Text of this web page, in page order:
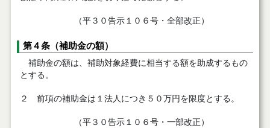
（平３０告示１０６号・全部改正）
第４条（補助金の額）
補助金の額は、補助対象経費に相当する額を助成するもの
とする。
２ 前項の補助金は１法人につき５０万円を限度とする。
（平３０告示１０６号・一部改正）